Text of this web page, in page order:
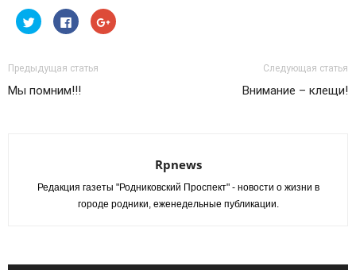
Нажмите,
чтобы
поделиться
(Открывается
в
новом
окне)
Нажмите
здесь,
чтобы
на
Facebook.
(Открывается
в
Нажмите,
чтобы
Предыдущая статья
Мы помним!!!
Следующая статья
Внимание – клещи!
Rpnews
Редакция газеты "Родниковский Проспект" - новости о жизни в
городе родники, еженедельные публикации.